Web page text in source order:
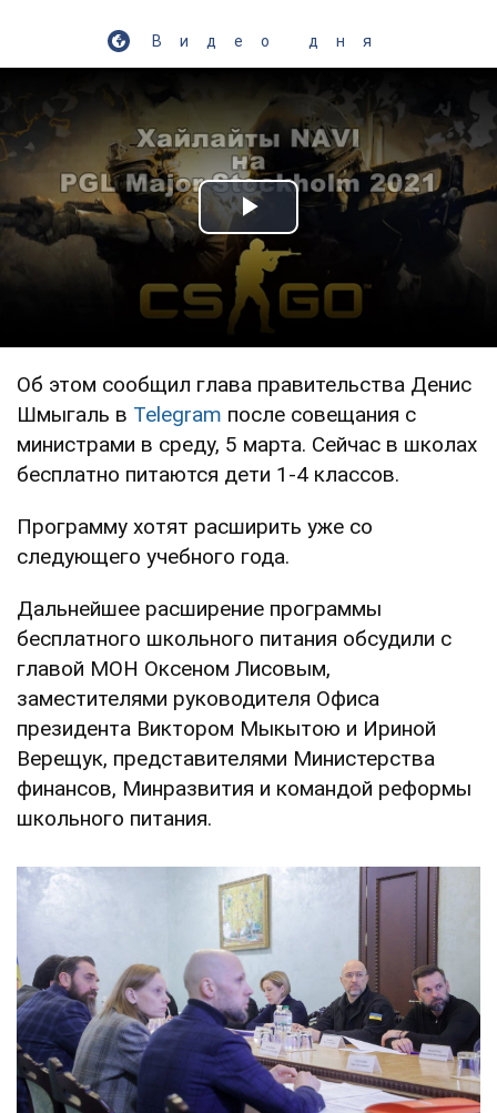
Видео дня
Play Video
Об этом сообщил глава правительства Денис
Шмыгаль в Telegram после совещания с
министрами в среду, 5 марта. Сейчас в школах
бесплатно питаются дети 1-4 классов.
Программу хотят расширить уже со
следующего учебного года.
Дальнейшее расширение программы
бесплатного школьного питания обсудили с
главой МОН Оксеном Лисовым,
заместителями руководителя Офиса
президента Виктором Мыкытою и Ириной
Верещук, представителями Министерства
финансов, Минразвития и командой реформы
школьного питания.